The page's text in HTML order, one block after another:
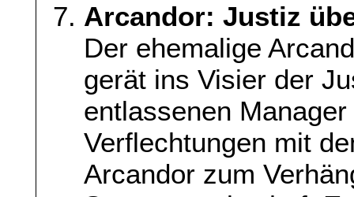
Arcandor: Justiz
Der ehemalige
gerät ins Visier der
entlassenen
Verflechtungen mit
Arcandor zum